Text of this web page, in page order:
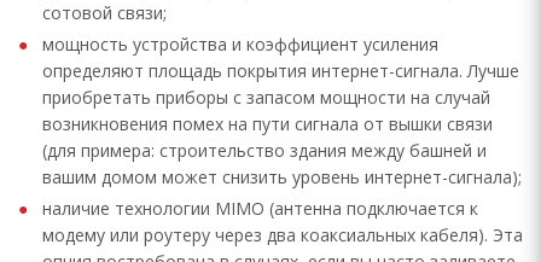
сотовой связи;
мощность устройства и коэффициент усиления
определяют площадь покрытия интернет-сигнала. Лучше
приобретать приборы с запасом мощности на случай
возникновения помех на пути сигнала от вышки связи
(для примера: строительство здания между башней и
вашим домом может снизить уровень интернет-сигнала);
наличие технологии MIMO (антенна подключается к
модему или роутеру через два коаксиальных кабеля). Эта